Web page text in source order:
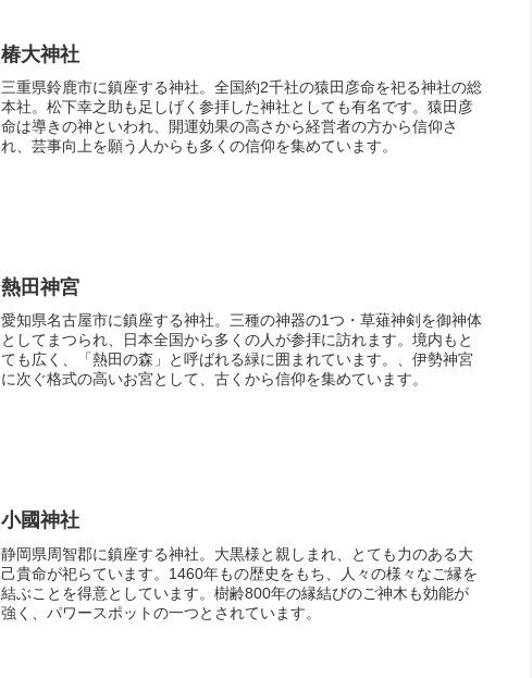
椿大神社
三重県鈴鹿市に鎮座する神社。全国約2千社の猿田彦命を祀る神社の総
本社。松下幸之助も足しげく参拝した神社としても有名です。猿田彦
命は導きの神といわれ、開運効果の高さから経営者の方から信仰さ
れ、芸事向上を願う人からも多くの信仰を集めています。
熱田神宮
愛知県名古屋市に鎮座する神社。三種の神器の1つ・草薙神剣を御神体
としてまつられ、日本全国から多くの人が参拝に訪れます。境内もと
ても広く、「熱田の森」と呼ばれる緑に囲まれています。、伊勢神宮
に次ぐ格式の高いお宮として、古くから信仰を集めています。
小國神社
静岡県周智郡に鎮座する神社。大黒様と親しまれ、とても力のある大
己貴命が祀らています。1460年もの歴史をもち、人々の様々なご縁を
結ぶことを得意としています。樹齢800年の縁結びのご神木も効能が
強く、パワースポットの一つとされています。